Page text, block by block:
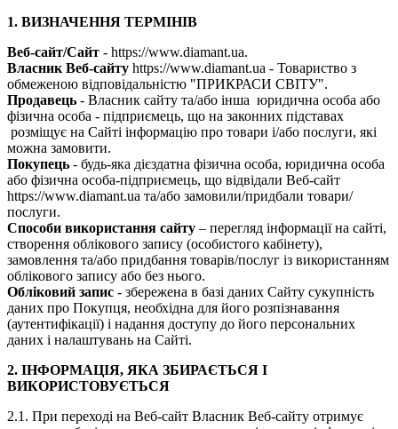
1. ВИЗНАЧЕННЯ ТЕРМІНІВ
Веб-сайт/Сайт - https://www.diamant.ua.
Власник Веб-сайту https://www.diamant.ua - Товариство з
обмеженою відповідальністю "ПРИКРАСИ СВІТУ".
Продавець - Власник сайту та/або інша юридична особа або
фізична особа - підприємець, що на законних підставах
розміщує на Сайті інформацію про товари і/або послуги, які
можна замовити.
Покупець - будь-яка дієздатна фізична особа, юридична особа
або фізична особа-підприємець, що відвідали Веб-сайт
https://www.diamant.ua та/або замовили/придбали товари/
послуги.
Способи використання сайту – перегляд інформації на сайті,
створення облікового запису (особистого кабінету),
замовлення та/або придбання товарів/послуг із використанням
облікового запису або без нього.
Обліковий запис - збережена в базі даних Сайту сукупність
даних про Покупця, необхідна для його розпізнавання
(аутентифікації) і надання доступу до його персональних
даних і налаштувань на Сайті.
2. ІНФОРМАЦІЯ, ЯКА ЗБИРАЄТЬСЯ І
ВИКОРИСТОВУЄТЬСЯ
2.1. При переході на Веб-сайт Власник Веб-сайту отримує